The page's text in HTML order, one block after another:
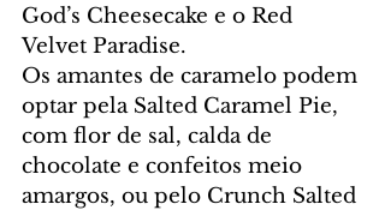
God’s Cheesecake e o Red
Velvet Paradise.
Os amantes de caramelo podem
optar pela Salted Caramel Pie,
com flor de sal, calda de
chocolate e confeitos meio
amargos, ou pelo Crunch Salted